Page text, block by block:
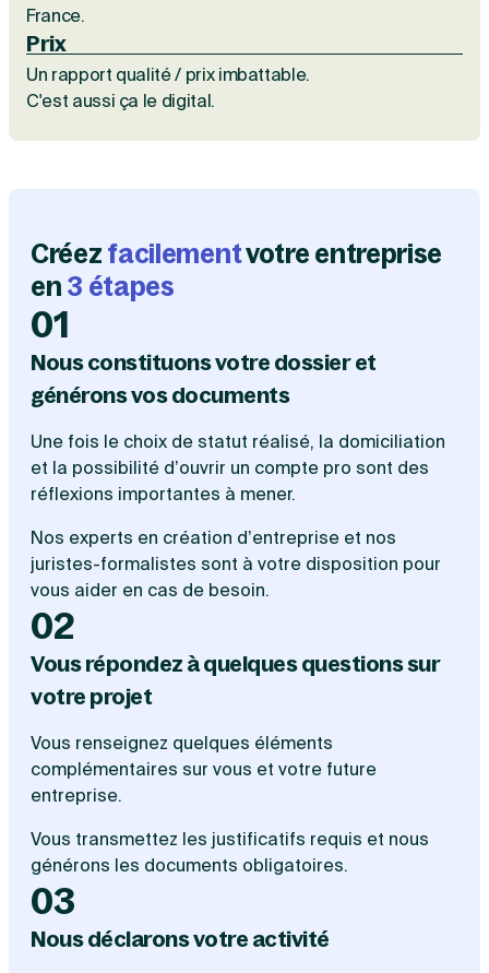
Toutes les modifications
Je suis autonome
Je souhaite être accompagné
Découvrez notre cabinet d'expertise
Création d'EURL
Création de SASU
Création de SARL
Création de SAS
Création de SCI
Création d'entreprise
France.
Prix
Un rapport qualité / prix imbattable.
C'est aussi ça le digital.
Créez facilementvotre entreprise
en 3 étapes
01
Nous constituons votre dossier et
générons vos documents
Une fois le choix de statut réalisé, la domiciliation
et la possibilité d’ouvrir un compte pro sont des
réflexions importantes à mener.
Nos experts en création d’entreprise et nos
juristes-formalistes sont à votre disposition pour
vous aider en cas de besoin.
02
Vous répondez à quelques questions sur
votre projet
Vous renseignez quelques éléments
complémentaires sur vous et votre future
entreprise.
Vous transmettez les justificatifs requis et nous
générons les documents obligatoires.
03
Nous déclarons votre activité